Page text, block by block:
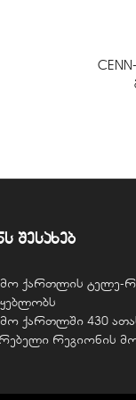
შესახებ
ქართლის ტელე-
ქართლში 430
რეგიონის